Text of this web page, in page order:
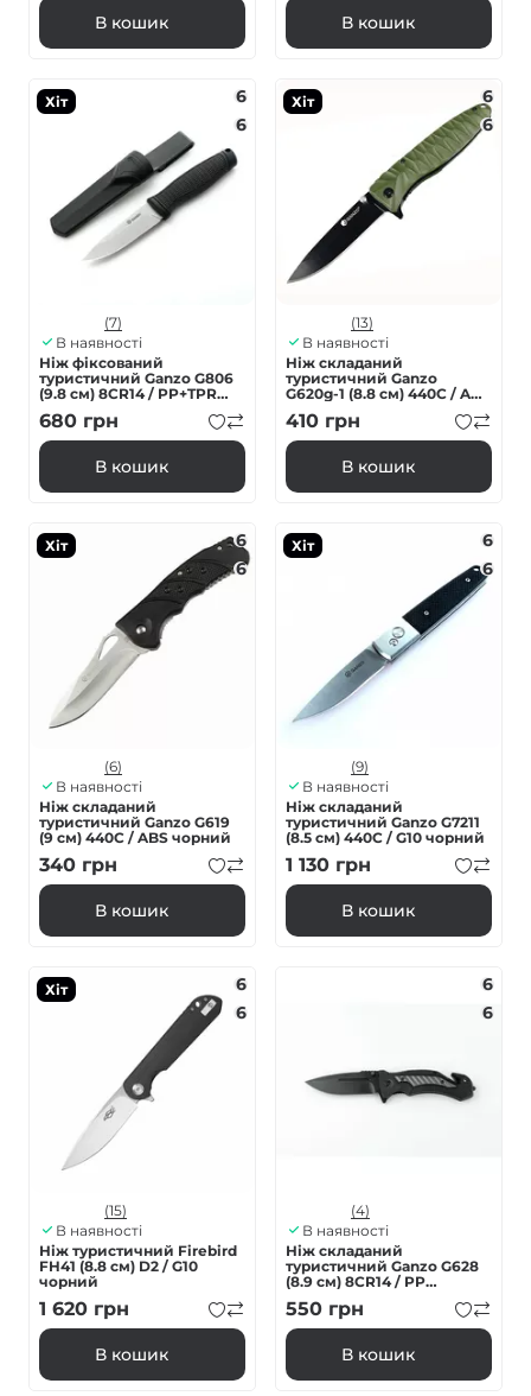
В кошик В кошик
Хіт
6
6
(7)
В наявності
Ніж фіксований
туристичний Ganzo G806
(9.8 см) 8CR14 / PP+TPR
чорний з чохлом
680 грн
В кошик
Хіт
6
6
(13)
В наявності
Ніж складаний
туристичний Ganzo
G620g-1 (8.8 см) 440C / ABS
зелений
410 грн
В кошик
Хіт
6
6
(6)
В наявності
Ніж складаний
туристичний Ganzo G619
(9 см) 440C / ABS чорний
340 грн
В кошик
Хіт
6
6
(9)
В наявності
Ніж складаний
туристичний Ganzo G7211
(8.5 см) 440C / G10 чорний
1 130 грн
В кошик
Хіт
6
6
(15)
В наявності
Ніж туристичний Firebird
FH41 (8.8 см) D2 / G10
чорний
1 620 грн
В кошик
6
6
(4)
В наявності
Ніж складаний
туристичний Ganzo G628
(8.9 см) 8CR14 / PP
алюміній сірий
550 грн
В кошик